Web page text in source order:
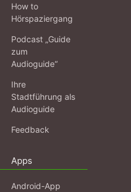
How to
Hörspaziergang
Podcast „Guide
zum
Audioguide“
Ihre
Stadtführung als
Audioguide
Feedback
Apps
Android-App